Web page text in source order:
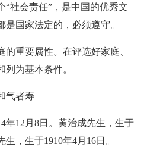
“社会责任”，是中国的优秀文
国家法定的，必须遵守。
重要属性。在评选好家庭、
为基本条件。
气者寿
年12月8日。黄治成先生，生于
，生于1910年4月16日。